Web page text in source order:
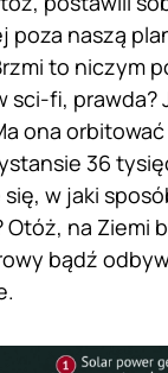
poza naszą
to niczym
sci-fi, prawda?
ona orbitować
36
w jaki
na Ziemi
bądź